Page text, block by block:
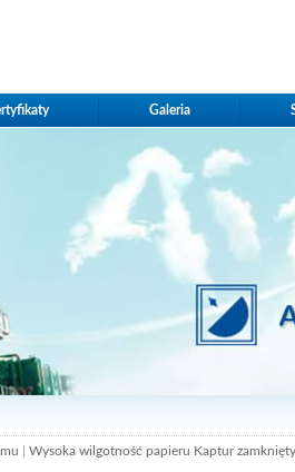
Galeria
Wysoka wilgotność papieru Kaptur